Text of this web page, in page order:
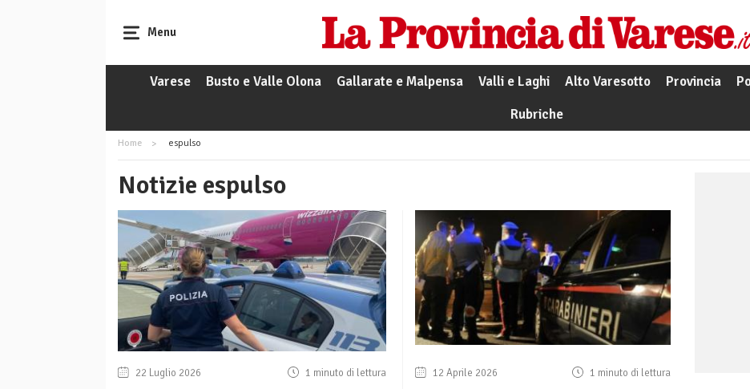
Menu
Varese Busto e Valle Olona Gallarate e Malpensa Valli e Laghi Alto Varesotto Provincia
Rubriche
Home espulso
Notizie espulso
22 Luglio 2026 1 minuto di lettura 12 Aprile 2026 1 minuto di lettura